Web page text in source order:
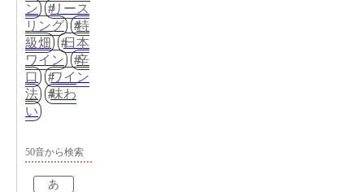
ン
リース
リング
特
級畑
日本
ワイン
辛
口
ワイン
法
味わ
い
50音から検索
あ